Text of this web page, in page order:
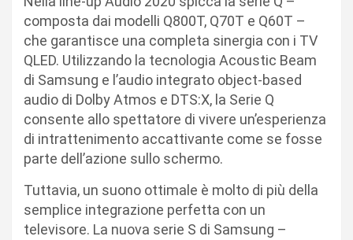
composta dai modelli Q800T, Q70T e Q60T –
che garantisce una completa sinergia con i TV
QLED. Utilizzando la tecnologia Acoustic Beam
di Samsung e l’audio integrato object-based
audio di Dolby Atmos e DTS:X, la Serie Q
consente allo spettatore di vivere un’esperienza
di intrattenimento accattivante come se fosse
parte dell’azione sullo schermo.
Tuttavia, un suono ottimale è molto di più della
semplice integrazione perfetta con un
televisore. La nuova serie S di Samsung –